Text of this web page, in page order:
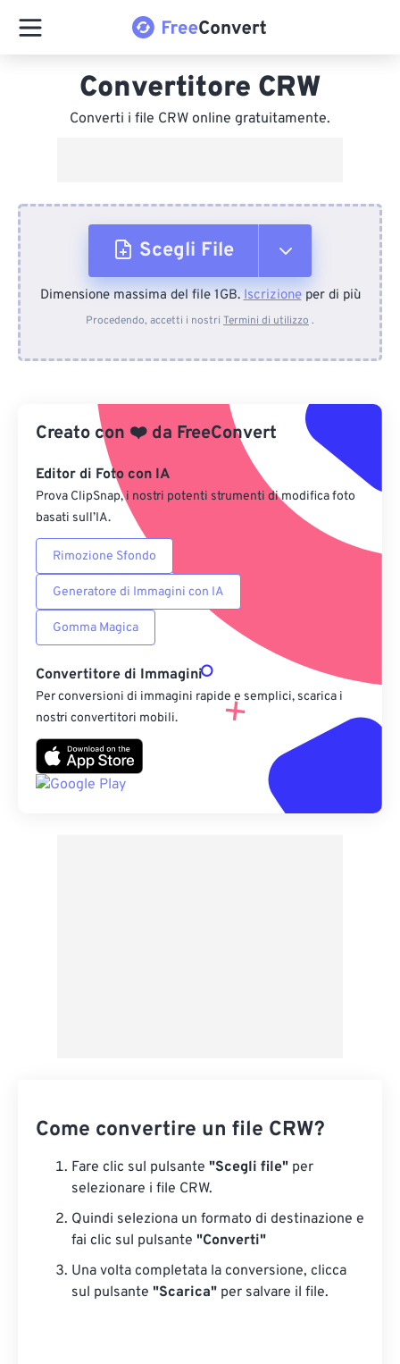
Convertitore CRW
Converti i file CRW online gratuitamente.
Scegli File
Dal dispositivo
Da Google Drive
Da OneDrive
Dall'URL
Dimensione massima del file 1GB.Iscrizioneper di più
Procedendo, accetti i nostri Termini di utilizzo .
Creato con ❤️ da FreeConvert
Editor di Foto con IA
Prova ClipSnap, i nostri potenti strumenti di modifica foto
basati sull’IA.
Rimozione Sfondo
Generatore di Immagini con IA
Gomma Magica
Convertitore di Immagini
Per conversioni di immagini rapide e semplici, scarica i
nostri convertitori mobili.
Come convertire un file CRW?
Fare clic sul pulsante "Scegli file" per
selezionare i file CRW.
Quindi seleziona un formato di destinazione e
fai clic sul pulsante "Converti"
Una volta completata la conversione, clicca
sul pulsante "Scarica" ​​per salvare il file.